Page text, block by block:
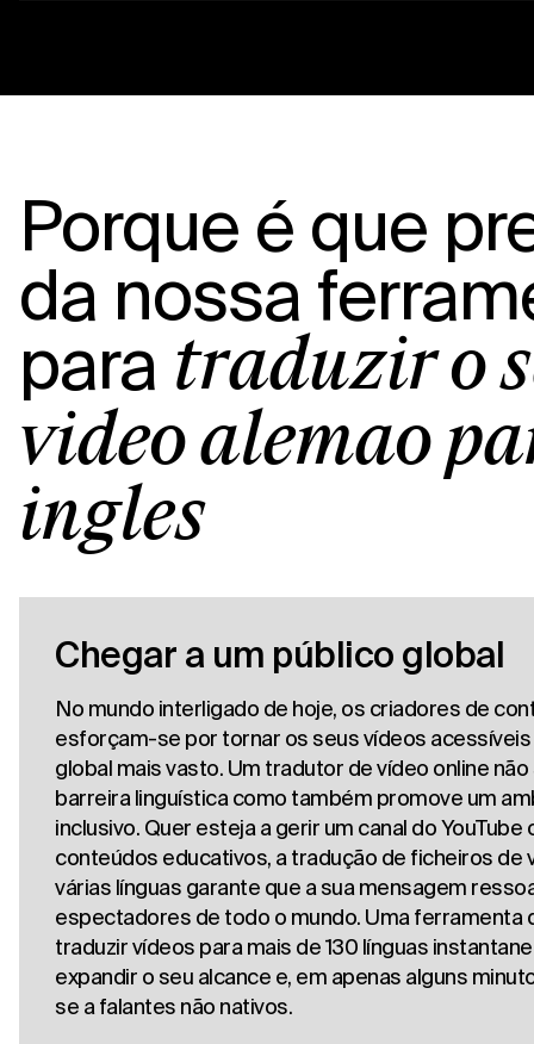
Porque é que
da nossa
para traduzir o
vídeo alemão
inglês
Chegar a um público global
No mundo interligado de hoje, os criadores de
esforçam-se por tornar os seus vídeos acessíveis
global mais vasto. Um tradutor de vídeo online não
barreira linguística como também promove um
inclusivo. Quer esteja a gerir um canal do YouTube
conteúdos educativos, a tradução de ficheiros de
várias línguas garante que a sua mensagem
espectadores de todo o mundo. Uma ferramenta
traduzir vídeos para mais de 130 línguas
expandir o seu alcance e, em apenas alguns
se a falantes não nativos.